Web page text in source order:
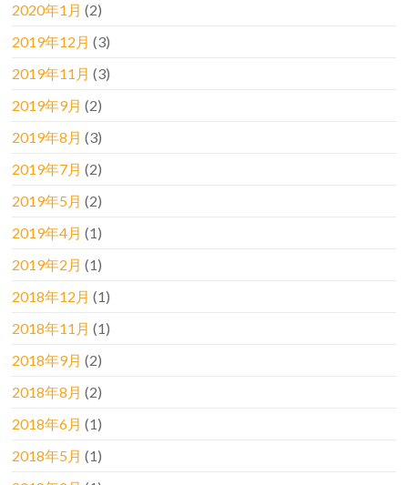
2020年1月 (2)
2019年12月 (3)
2019年11月 (3)
2019年9月 (2)
2019年8月 (3)
2019年7月 (2)
2019年5月 (2)
2019年4月 (1)
2019年2月 (1)
2018年12月 (1)
2018年11月 (1)
2018年9月 (2)
2018年8月 (2)
2018年6月 (1)
2018年5月 (1)